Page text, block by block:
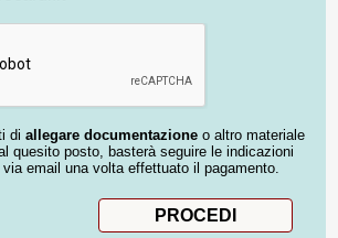
di allegare documentazione o altro materiale
quesito posto, basterà seguire le indicazioni
email una volta effettuato il pagamento.